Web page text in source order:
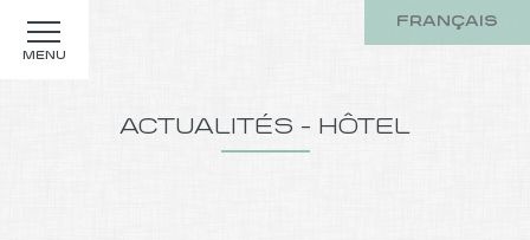
MENU
FRANÇAIS
ACTUALITÉS - HÔTEL